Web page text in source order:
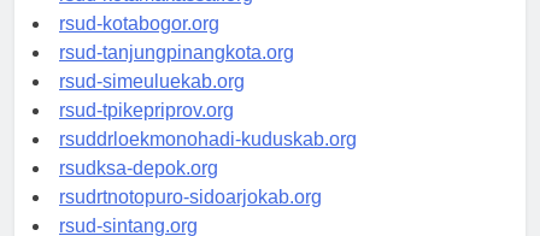
rsud-kotamakassar.org
rsud-kotabogor.org
rsud-tanjungpinangkota.org
rsud-simeuluekab.org
rsud-tpikepriprov.org
rsuddrloekmonohadi-kuduskab.org
rsudksa-depok.org
rsudrtnotopuro-sidoarjokab.org